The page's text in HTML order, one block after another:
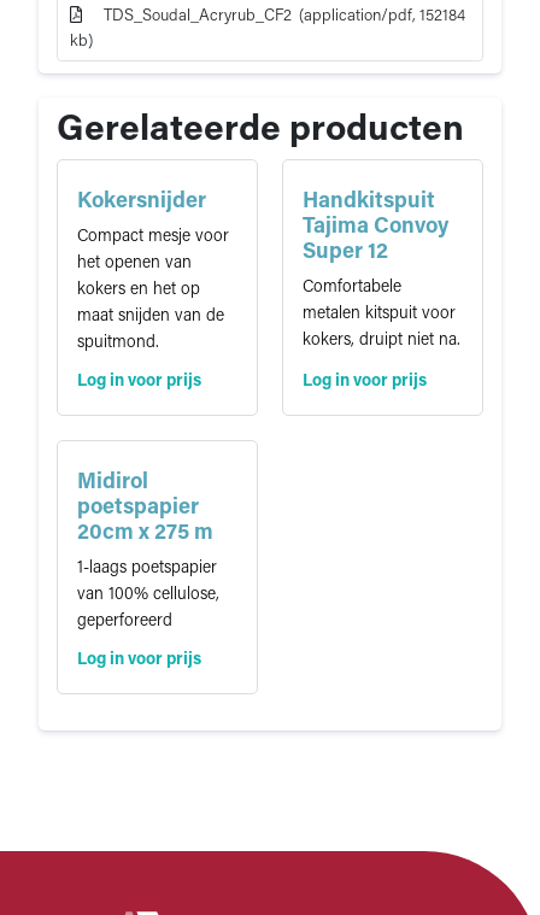
a
i
TDS_Soudal_Acryrub_CF2 (application/pdf, 152184
kb)
Gerelateerde producten
Kokersnijder
Compact mesje voor
het openen van
kokers en het op
maat snijden van de
spuitmond.
Log in voor prijs
Handkitspuit
Tajima Convoy
Super 12
Comfortabele
metalen kitspuit voor
kokers, druipt niet na.
Log in voor prijs
Midirol
poetspapier
20cm x 275 m
1-laags poetspapier
van 100% cellulose,
geperforeerd
Log in voor prijs